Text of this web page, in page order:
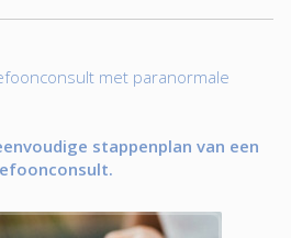
met paranormale
stappenplan van een